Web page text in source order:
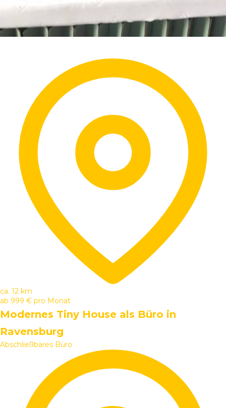
ca. 12 km
ab 999 € pro Monat
Modernes Tiny House als Büro in
Ravensburg
Abschließbares Büro